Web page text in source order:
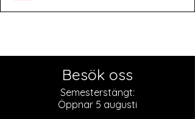
Besök oss
Semesterstängt:
Öppnar 5 augusti